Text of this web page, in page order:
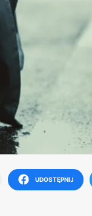
UDOSTĘPNIJ